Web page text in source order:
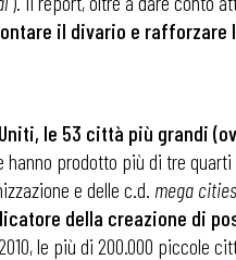
il divario e rafforzare
le 53 città più grandi
hanno prodotto più di tre
e delle c.d. mega cities
della creazione di
le più di 200.000 piccole